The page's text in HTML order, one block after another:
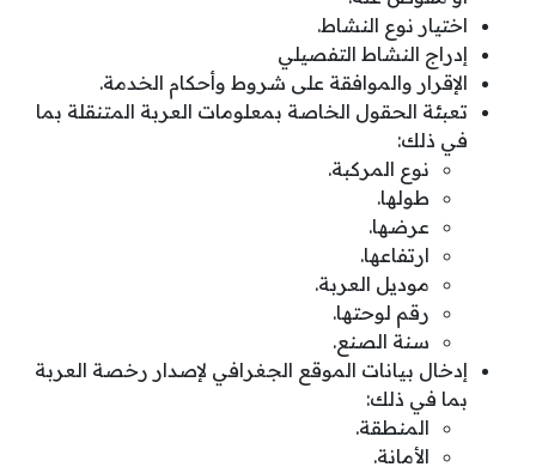
اختيار نوع النشاط.
إدراج النشاط التفصيلي
الإقرار والموافقة على شروط وأحكام الخدمة.
تعبئة الحقول الخاصة بمعلومات العربة المتنقلة بما
في ذلك:
نوع المركبة.
طولها.
عرضها.
ارتفاعها.
موديل العربة.
رقم لوحتها.
سنة الصنع.
إدخال بيانات الموقع الجغرافي لإصدار رخصة العربة
بما في ذلك:
المنطقة.
الأمانة.